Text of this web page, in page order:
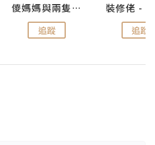
儍媽媽與兩隻小魔怪之家
追蹤 追蹤